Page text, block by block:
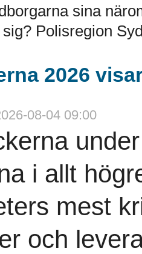
sina
Polisregion
2026
08-04 09:00
i allt
mest
och